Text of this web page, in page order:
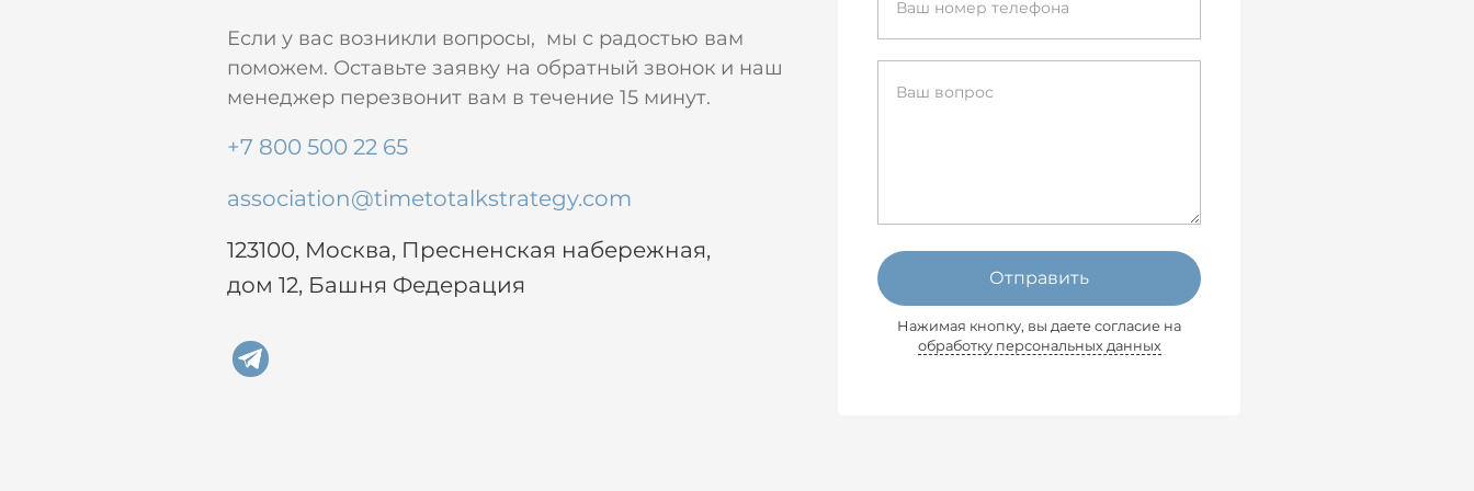
Если у вас возникли вопросы, мы с радостью вам
поможем. Оставьте заявку на обратный звонок и наш
менеджер перезвонит вам в течение 15 минут.
+7 800 500 22 65
association@timetotalkstrategy.com
123100, Москва, Пресненская набережная,
дом 12, Башня Федерация
Отправить
Нажимая кнопку, вы даете согласие на
обработку персональных данных